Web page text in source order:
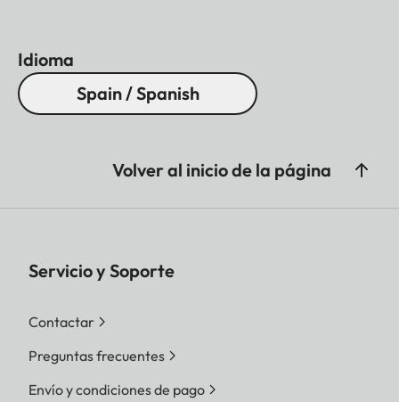
Idioma
Spain / Spanish
Volver al inicio de la página
Servicio y Soporte
Contactar
Preguntas frecuentes
Envío y condiciones de pago